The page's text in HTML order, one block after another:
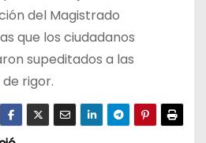
del Magistrado
que los ciudadanos
supeditados a las
rigor.